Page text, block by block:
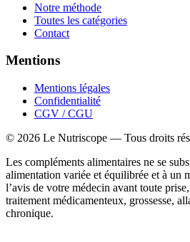
Notre méthode
Toutes les catégories
Contact
Mentions
Mentions légales
Confidentialité
CGV / CGU
© 2026 Le Nutriscope — Tous droits
Les compléments alimentaires ne se
alimentation variée et équilibrée et à un
l’avis de votre médecin avant toute
traitement médicamenteux, grossesse,
chronique.